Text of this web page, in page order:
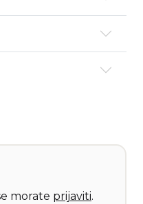
morate prijaviti.